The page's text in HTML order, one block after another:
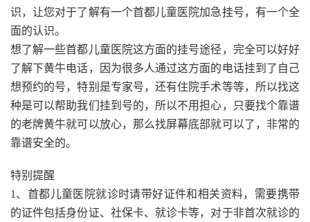
识，让您对于了解有一个首都儿童医院加急挂号，有一个全
面的认识。
想了解一些首都儿童医院这方面的挂号途径，完全可以好好
了解下黄牛电话，因为很多人通过这方面的电话挂到了自己
想预约的号，特别是专家号，还有住院手术等等，所以找这
种是可以帮助我们挂到号的，所以不用担心，只要找个靠谱
的老牌黄牛就可以放心，那么找屏幕底部就可以了，非常的
靠谱安全的。
特别提醒
1、首都儿童医院就诊时请带好证件和相关资料，需要携带
的证件包括身份证、社保卡、就诊卡等，对于非首次就诊的